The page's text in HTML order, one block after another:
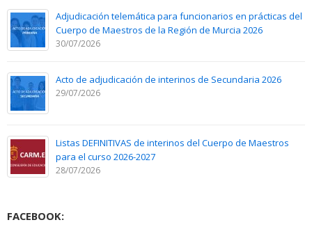
Adjudicación telemática para funcionarios en prácticas del
Cuerpo de Maestros de la Región de Murcia 2026
30/07/2026
Acto de adjudicación de interinos de Secundaria 2026
29/07/2026
Listas DEFINITIVAS de interinos del Cuerpo de Maestros
para el curso 2026-2027
28/07/2026
FACEBOOK: